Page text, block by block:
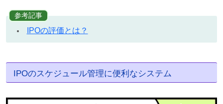
参考記事
IPOの評価とは？
IPOのスケジュール管理に便利なシステム